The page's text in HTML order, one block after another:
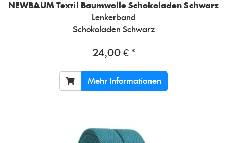
NEWBAUM Textil Baumwolle Schokoladen Schwarz
Lenkerband
Schokoladen Schwarz
24,00 € *
Mehr Informationen